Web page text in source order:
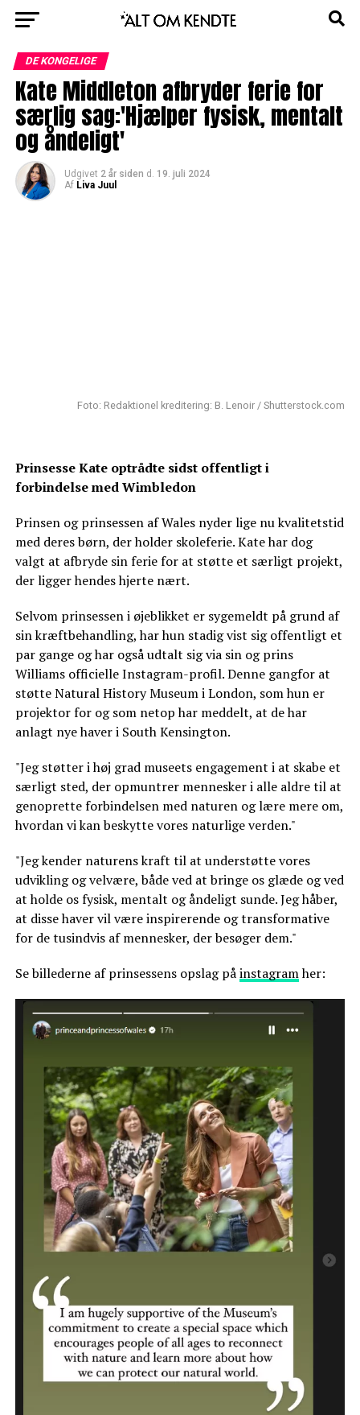
DE KONGELIGE
Kate Middleton afbryder ferie for
særlig sag:'Hjælper fysisk, mentalt
og åndeligt'
Udgivet 2 år siden d. 19. juli 2024
Af Liva Juul
Foto: Redaktionel kreditering: B. Lenoir / Shutterstock.com
Prinsesse Kate optrådte sidst offentligt i
forbindelse med Wimbledon
Prinsen og prinsessen af Wales nyder lige nu kvalitetstid
med deres børn, der holder skoleferie. Kate har dog
valgt at afbryde sin ferie for at støtte et særligt projekt,
der ligger hendes hjerte nært.
Selvom prinsessen i øjeblikket er sygemeldt på grund af
sin kræftbehandling, har hun stadig vist sig offentligt et
par gange og har også udtalt sig via sin og prins
Williams officielle Instagram-profil. Denne gangfor at
støtte Natural History Museum i London, som hun er
projektor for og som netop har meddelt, at de har
anlagt nye haver i South Kensington.
"Jeg støtter i høj grad museets engagement i at skabe et
særligt sted, der opmuntrer mennesker i alle aldre til at
genoprette forbindelsen med naturen og lære mere om,
hvordan vi kan beskytte vores naturlige verden."
"Jeg kender naturens kraft til at understøtte vores
udvikling og velvære, både ved at bringe os glæde og ved
at holde os fysisk, mentalt og åndeligt sunde. Jeg håber,
at disse haver vil være inspirerende og transformative
for de tusindvis af mennesker, der besøger dem."
Se billederne af prinsessens opslag påinstagramher: